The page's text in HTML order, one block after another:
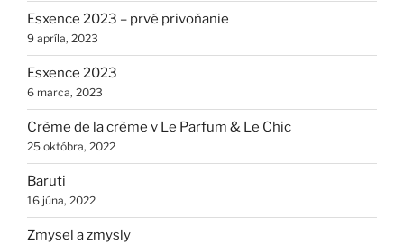
Esxence 2023 – prvé privoňanie
9 apríla, 2023
Esxence 2023
6 marca, 2023
Crème de la crème v Le Parfum & Le Chic
25 októbra, 2022
Baruti
16 júna, 2022
Zmysel a zmysly